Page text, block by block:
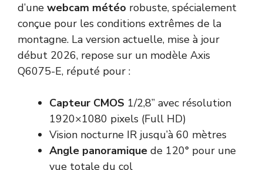
d’une webcam météo robuste, spécialement
conçue pour les conditions extrêmes de la
montagne. La version actuelle, mise à jour
début 2026, repose sur un modèle Axis
Q6075-E, réputé pour :
Capteur CMOS 1/2,8” avec résolution
1920×1080 pixels (Full HD)
Vision nocturne IR jusqu’à 60 mètres
Angle panoramique de 120° pour une
vue totale du col